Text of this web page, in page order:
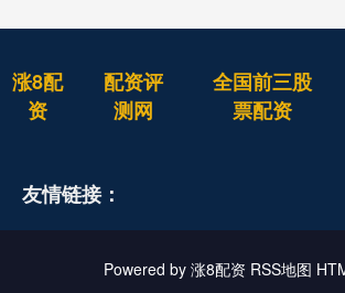
涨8配
资
配资评
测网
全国前三股
票配资
友情链接：
Powered by 涨8配资 RSS地图